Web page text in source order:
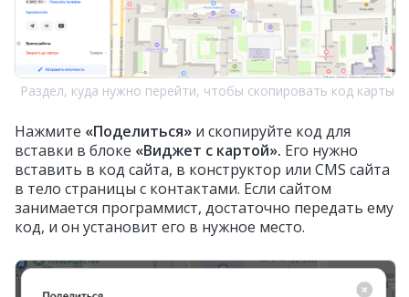
Раздел, куда нужно перейти, чтобы скопировать код карты
Нажмите «Поделиться» и скопируйте код для
вставки в блоке «Виджет с картой». Его нужно
вставить в код сайта, в конструктор или CMS сайта
в тело страницы с контактами. Если сайтом
занимается программист, достаточно передать ему
код, и он установит его в нужное место.